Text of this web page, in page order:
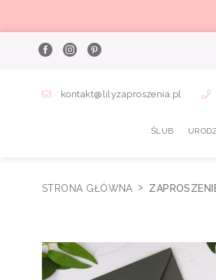
kontakt@lilyzaproszenia.pl
ŚLUB
STRONA GŁÓWNA